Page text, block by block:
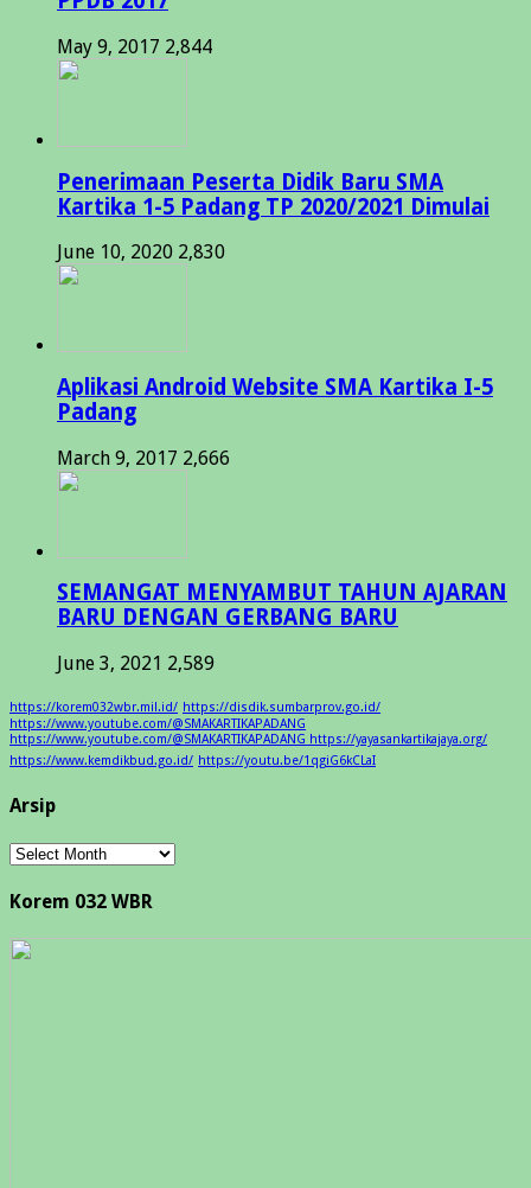
May 9, 2017 2,844
Penerimaan Peserta Didik Baru SMA
Kartika 1-5 Padang TP 2020/2021 Dimulai
June 10, 2020 2,830
Aplikasi Android Website SMA Kartika I-5
Padang
March 9, 2017 2,666
SEMANGAT MENYAMBUT TAHUN AJARAN
BARU DENGAN GERBANG BARU
June 3, 2021 2,589
https://korem032wbr.mil.id/ https://disdik.sumbarprov.go.id/
https://www.youtube.com/@SMAKARTIKAPADANG
https://www.youtube.com/@SMAKARTIKAPADANG https://yayasankartikajaya.org/
https://www.kemdikbud.go.id/ https://youtu.be/1qgiG6kCLaI
Arsip
Arsip
Korem 032 WBR